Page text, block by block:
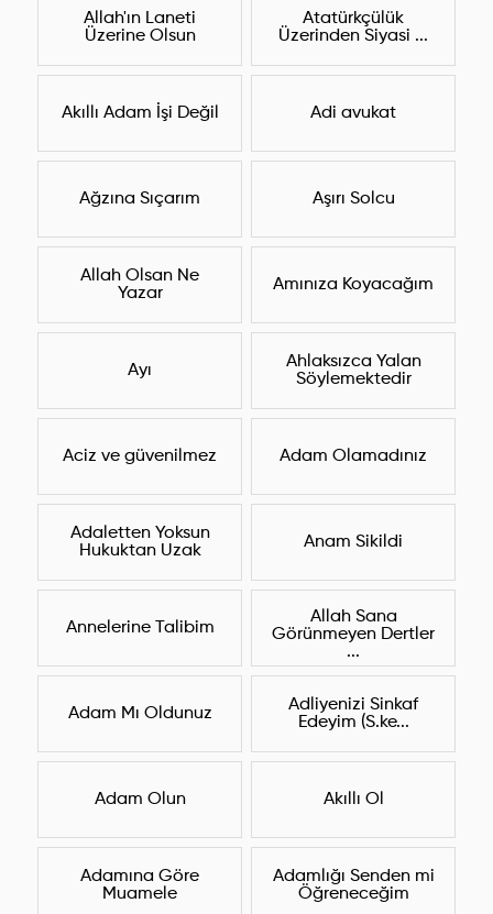
Allah'ın Laneti
Üzerine Olsun
Atatürkçülük
Üzerinden Siyasi ...
Akıllı Adam İşi Değil Adi avukat
Ağzına Sıçarım Aşırı Solcu
Allah Olsan Ne
Yazar
Amınıza Koyacağım
Ayı
Ahlaksızca Yalan
Söylemektedir
Aciz ve güvenilmez Adam Olamadınız
Adaletten Yoksun
Hukuktan Uzak
Anam Sikildi
Annelerine Talibim
Allah Sana
Görünmeyen Dertler
...
Adam Mı Oldunuz
Adliyenizi Sinkaf
Edeyim (S.ke...
Adam Olun Akıllı Ol
Adamına Göre
Muamele
Adamlığı Senden mi
Öğreneceğim